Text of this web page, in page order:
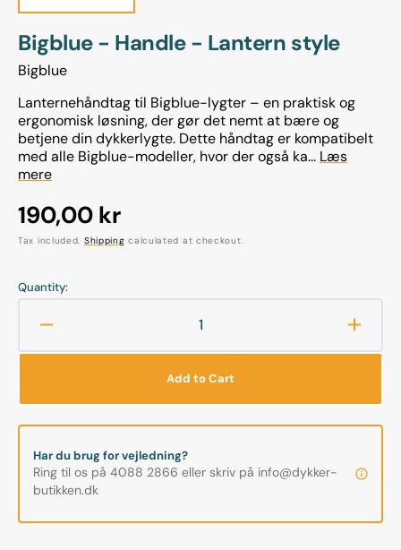
Bigblue - Handle - Lantern style
Bigblue
Lanternehåndtag til Bigblue-lygter – en praktisk og
ergonomisk løsning, der gør det nemt at bære og
betjene din dykkerlygte. Dette håndtag er kompatibelt
med alle Bigblue-modeller, hvor der også ka... Læs
mere
Regular
price
190,00 kr
Tax included. Shipping calculated at checkout.
Quantity:
quantity
-
Handle
Lantern
style
-
style
Add to Cart
Har du brug for vejledning?
Ring til os på 4088 2866 eller skriv på info@dykker-
butikken.dk